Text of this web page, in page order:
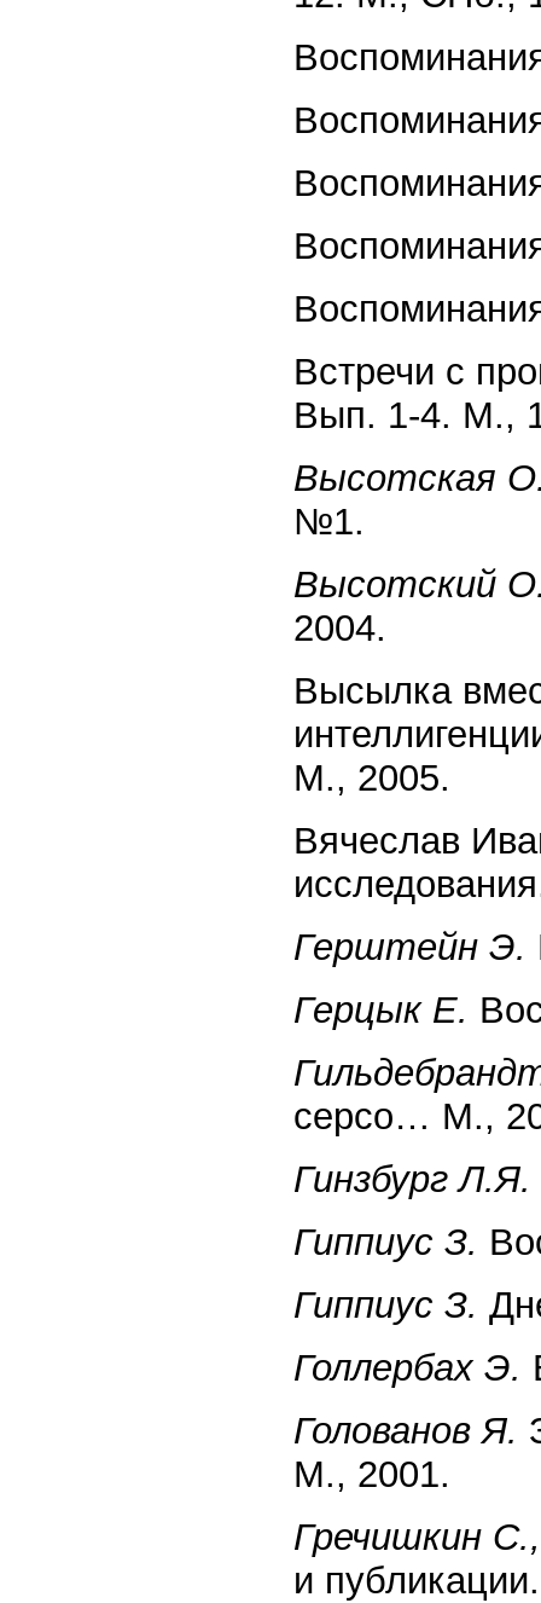
Встречи с
Вып. 1-4. М.,
Высотская
№1.
Высотский
2004.
Высылка
М., 2005.
Вячеслав
Герштейн Э.
Герцык Е.
серсо… М.,
Гинзбург Л.Я.
Гиппиус З.
Гиппиус З.
Голлербах Э.
Голованов Я.
М., 2001.
Гречишкин
и